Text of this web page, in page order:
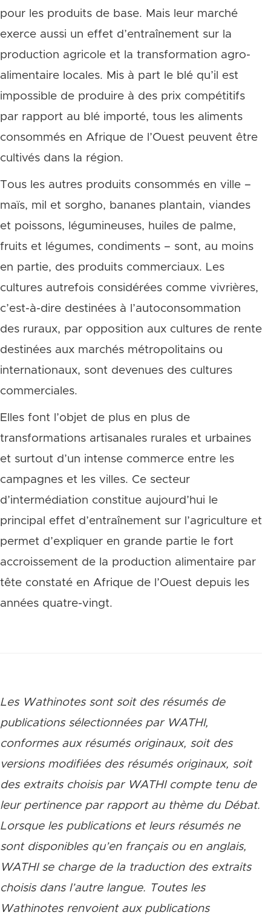
pour les produits de base. Mais leur marché
exerce aussi un effet d’entraînement sur la
production agricole et la transformation agro-
alimentaire locales. Mis à part le blé qu’il est
impossible de produire à des prix compétitifs
par rapport au blé importé, tous les aliments
consommés en Afrique de l’Ouest peuvent être
cultivés dans la région.
Tous les autres produits consommés en ville –
maïs, mil et sorgho, bananes plantain, viandes
et poissons, légumineuses, huiles de palme,
fruits et légumes, condiments – sont, au moins
en partie, des produits commerciaux. Les
cultures autrefois considérées comme vivrières,
c’est-à-dire destinées à l’autoconsommation
des ruraux, par opposition aux cultures de rente
destinées aux marchés métropolitains ou
internationaux, sont devenues des cultures
commerciales.
Elles font l’objet de plus en plus de
transformations artisanales rurales et urbaines
et surtout d’un intense commerce entre les
campagnes et les villes. Ce secteur
d’intermédiation constitue aujourd’hui le
principal effet d’entraînement sur l’agriculture et
permet d’expliquer en grande partie le fort
accroissement de la production alimentaire par
tête constaté en Afrique de l’Ouest depuis les
années quatre-vingt.
Les Wathinotes sont soit des résumés de
publications sélectionnées par WATHI,
conformes aux résumés originaux, soit des
versions modifiées des résumés originaux, soit
des extraits choisis par WATHI compte tenu de
leur pertinence par rapport au thème du Débat.
Lorsque les publications et leurs résumés ne
sont disponibles qu’en français ou en anglais,
WATHI se charge de la traduction des extraits
choisis dans l’autre langue. Toutes les
Wathinotes renvoient aux publications